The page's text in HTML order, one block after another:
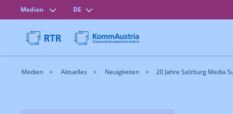
Medien DE
Medien Aktuelles Neuigkeiten 20 Jahre Salzburg Media